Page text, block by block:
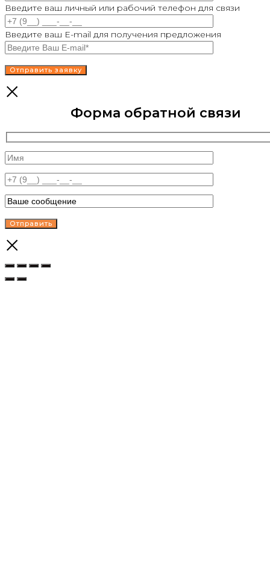
Введите ваш личный или рабочий телефон для связи
Введите ваш E-mail для получения предложения
Форма обратной связи